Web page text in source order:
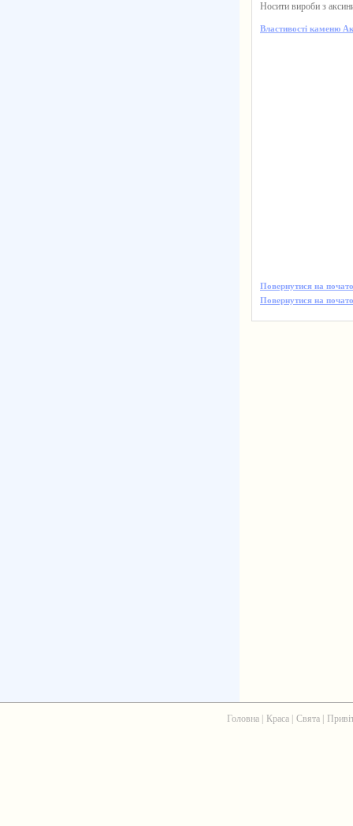
Носити вироби з
Властивості каменю
Повернутися на
Повернутися на
Головна| Краса| Свята|